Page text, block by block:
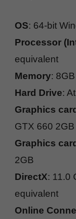
OS: 64-bit
Processor
equivalent
Memory:
Hard Drive:
Graphics
GTX 660 2GB
Graphics
2GB
DirectX: 11.0
equivalent
Online